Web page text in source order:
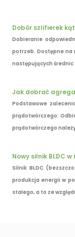
Dobór szlifierek
Dobieranie
potrzeb. Dostępne
następujących średnic
Jak dobrać
Podstawowe
prądotwórczego:
prądotwórczego
Nowy silnik BLDC
Silnik BLDC
produkcja energii w
stałego, a to ze